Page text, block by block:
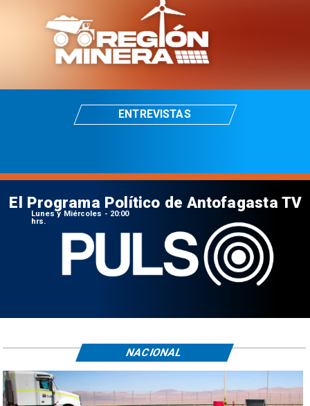
ENTREVISTAS
El Programa Político de Antofagasta TV
Lunes y Miércoles - 20:00
hrs.
NACIONAL